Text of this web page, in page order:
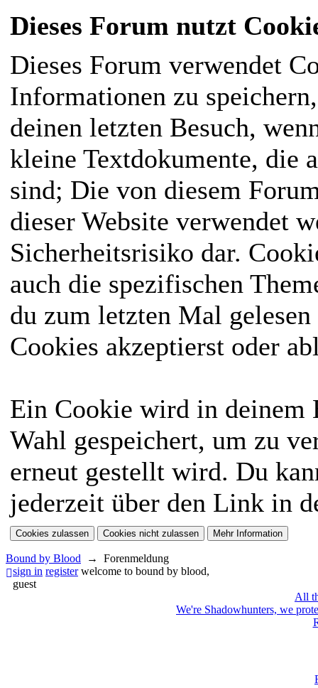
Dieses Forum nutzt
Dieses Forum verwendet
Informationen zu
deinen letzten Besuch,
kleine Textdokumente, die
sind; Die von diesem
dieser Website verwendet
Sicherheitsrisiko dar.
auch die spezifischen
du zum letzten Mal
Cookies akzeptierst oder
Ein Cookie wird in deinem
Wahl gespeichert, um zu
erneut gestellt wird. Du
jederzeit über den Link in
Bound by Blood → Forenmeldung
sign in register welcome to bound by blood,
guest
All
We're Shadowhunters, we